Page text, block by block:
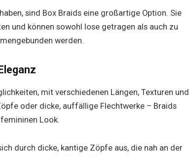
sind Box Braids eine großartige Option. Sie
und können sowohl lose getragen als auch zu
werden.
mit verschiedenen Längen, Texturen und
oder dicke, auffällige Flechtwerke – Braids
Look.
durch dicke, kantige Zöpfe aus, die nah an der